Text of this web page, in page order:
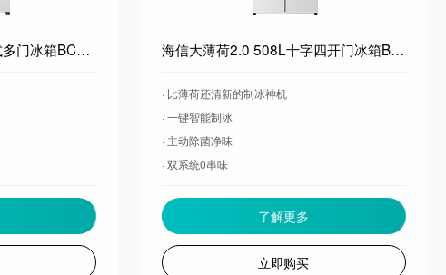
海信大薄荷2.0 509L法式多门冰箱BCD-509E5SFZSD白双系统自动制冰超薄超窄零嵌入大容量净味 海信大薄荷2.0 508L十字四开门冰箱BCD-508E5SCZSD白双系统超薄超窄零嵌入大容量除菌净味冰箱
· 比薄荷还清新的制冰神机
· 一键智能制冰
· 主动除菌净味
· 双系统0串味
了解更多
立即购买